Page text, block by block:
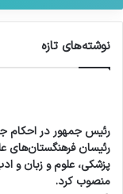
نوشته‌های تازه
رئیس جمهور در احکام
رئیسان فرهنگستان‌های
پزشکی، علوم و زبان و
منصوب کرد.